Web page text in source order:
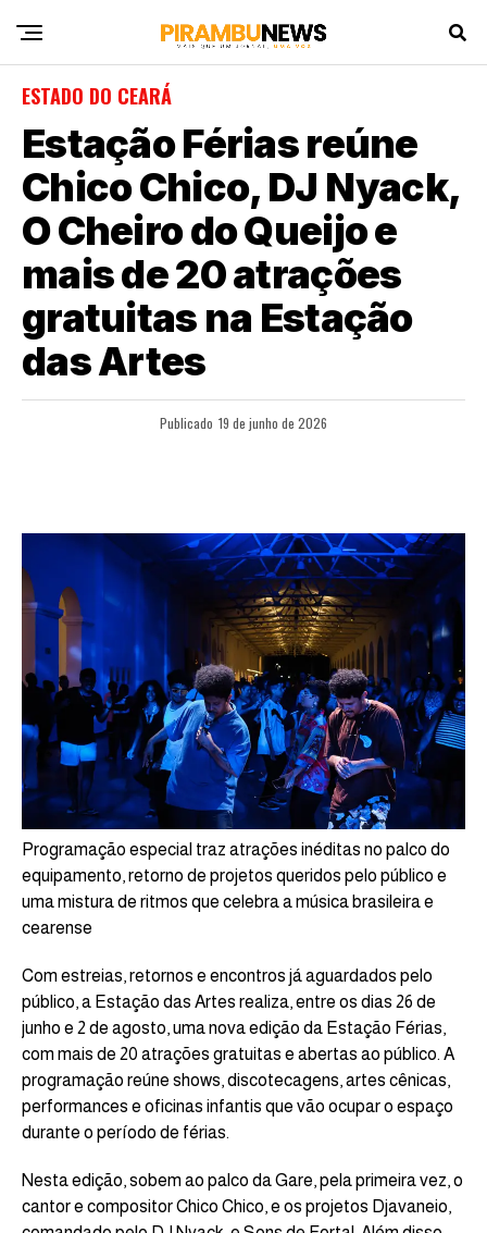
ESTADO DO CEARÁ
Estação Férias reúne
Chico Chico, DJ Nyack,
O Cheiro do Queijo e
mais de 20 atrações
gratuitas na Estação
das Artes
Publicado 19 de junho de 2026
Programação especial traz atrações inéditas no palco do
equipamento, retorno de projetos queridos pelo público e
uma mistura de ritmos que celebra a música brasileira e
cearense
Com estreias, retornos e encontros já aguardados pelo
público, a Estação das Artes realiza, entre os dias 26 de
junho e 2 de agosto, uma nova edição da Estação Férias,
com mais de 20 atrações gratuitas e abertas ao público. A
programação reúne shows, discotecagens, artes cênicas,
performances e oficinas infantis que vão ocupar o espaço
durante o período de férias.
Nesta edição, sobem ao palco da Gare, pela primeira vez, o
cantor e compositor Chico Chico, e os projetos Djavaneio,